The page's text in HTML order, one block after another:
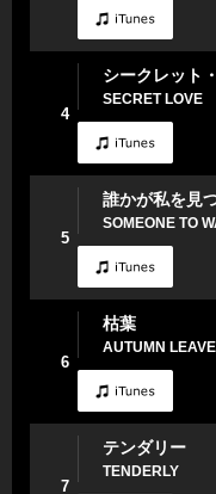
4
シークレット
SECRET LOVE
5
誰かが私を見
SOMEONE TO
6
枯葉
AUTUMN
7
テンダリー
TENDERLY